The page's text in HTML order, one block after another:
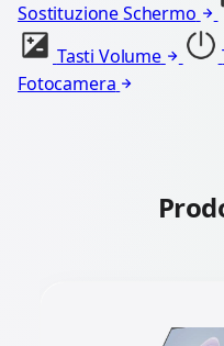
Sostituzione Schermo
Tasti Volume
Fotocamera